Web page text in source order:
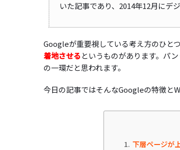
いた記事であり、2014年12月にデ
Googleが重要視している考え方のひとつ
着地させるというものがあります。パ
の一環だと思われます。
今日の記事ではそんなGoogleの特徴と
1 下層ページが